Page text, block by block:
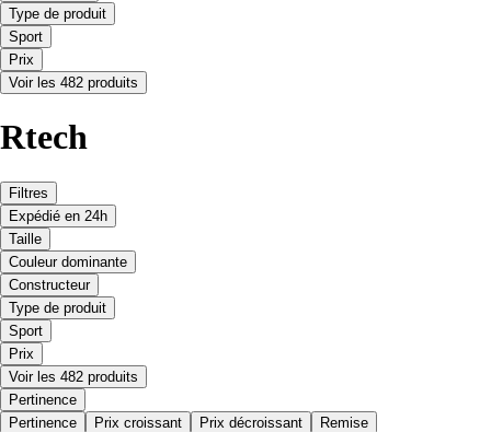
Type de produit
Sport
Prix
Voir les 482 produits
Rtech
Filtres
Expédié en 24h
Taille
Couleur dominante
Constructeur
Type de produit
Sport
Prix
Voir les 482 produits
Pertinence
Pertinence
Prix croissant Prix décroissant Remise